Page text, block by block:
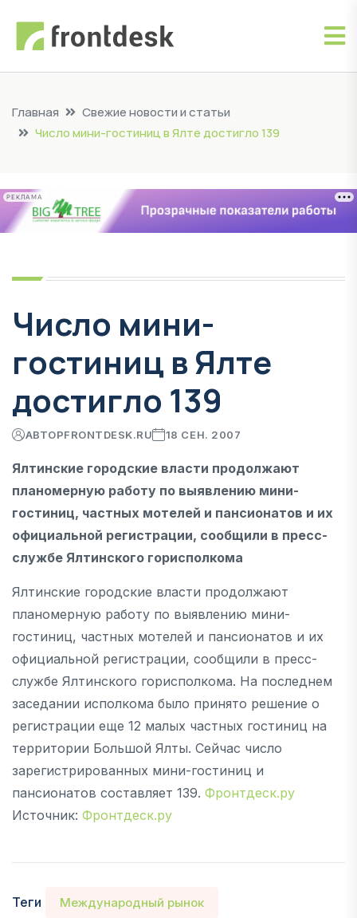
Главная
Свежие новости и статьи
Число мини-гостиниц в Ялте достигло 139
РЕКЛАМА
Число мини-
гостиниц в Ялте
достигло 139
АВТОРFRONTDESK.RU 18 СЕН. 2007
Ялтинские городские власти продолжают
планомерную работу по выявлению мини-
гостиниц, частных мотелей и пансионатов и их
официальной регистрации, сообщили в пресс-
службе Ялтинского горисполкома
Ялтинские городские власти продолжают
планомерную работу по выявлению мини-
гостиниц, частных мотелей и пансионатов и их
официальной регистрации, сообщили в пресс-
службе Ялтинского горисполкома. На последнем
заседании исполкома было принято решение о
регистрации еще 12 малых частных гостиниц на
территории Большой Ялты. Сейчас число
зарегистрированных мини-гостиниц и
пансионатов составляет 139. Фронтдеск.ру
Источник: Фронтдеск.ру
Теги Международный рынок